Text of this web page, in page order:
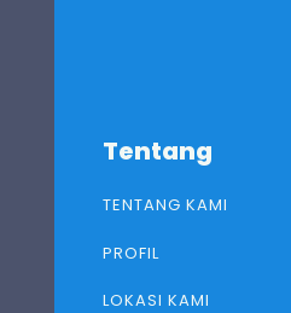
Tentang
TENTANG KAMI
PROFIL
LOKASI KAMI